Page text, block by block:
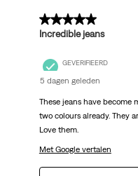
5 van 5 sterren.
Incredible jeans
GEVERIFIEERD
5 dagen geleden
These jeans have become
two colours already. They
Love them.
Met Google vertalen